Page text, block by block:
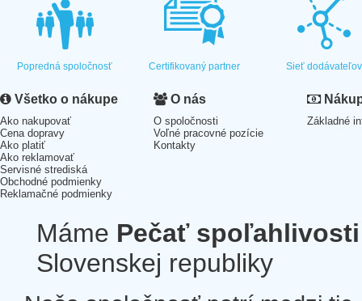
Popredná spoločnosť Certifikovaný partner Sieť dodávateľov
Všetko o nákupe
Ako nakupovať
Cena dopravy
Ako platiť
Ako reklamovať
Servisné strediská
Obchodné podmienky
Reklamačné podmienky
O nás
O spoločnosti
Voľné pracovné pozície
Kontakty
Základné
Máme Pečať spoľahlivosti
Slovenskej republiky